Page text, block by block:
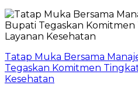
Tatap Muka Bersama
Tegaskan Komitmen
Kesehatan